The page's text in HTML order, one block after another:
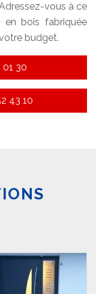
vous à ce
en bois fabriquée
budget.
01 30
43 10